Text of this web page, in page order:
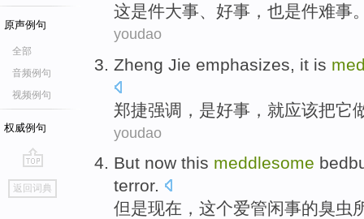
原声例句
全部
音频例句
视频例句
权威例句
go
top
返回词典
这是件大事、 好事 ， 也是件难事
youdao
Zheng Jie emphasizes , it is
郑捷强调 ， 是好事 ，就应该把它
youdao
But now this meddlesome
terror.
但是现在 ， 这个爱管闲事的臭虫